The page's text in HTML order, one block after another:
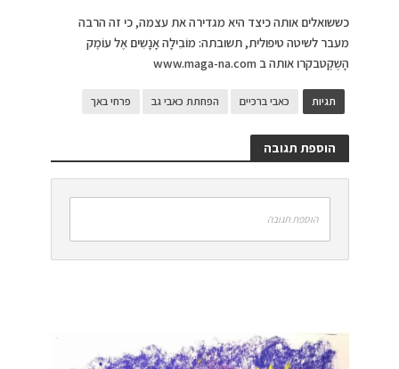
כששואלים אותה כיצד היא מגדירה את עצמה, כי זה הרבה
מעבר לשיטה טיפולית, תשובתה: מוֹבִילָה אָנָשִים אֶל עוֹמֶק
הָשֶקֶטבקרו אותה ב www.maga-na.com
תגיות כאבי ברכיים הפחתת כאבי גב פרחי באך
הוספת תגובה
הוספת תגובה